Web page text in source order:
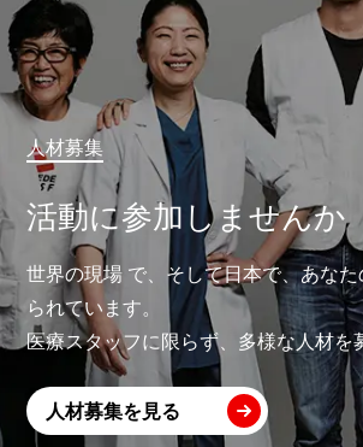
人材募集
活動に参加しませんか
世界の現場 で、そして日本で、あな
られています。
医療スタッフに限らず、多様な人材を
人材募集を見る